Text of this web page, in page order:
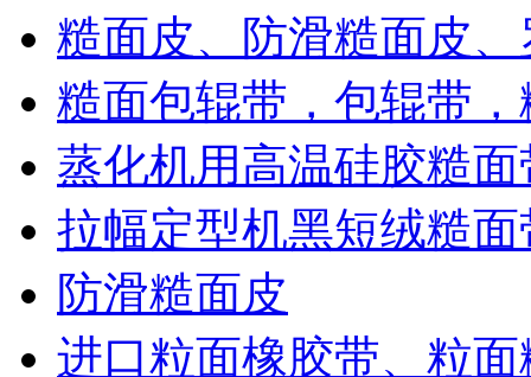
糙面皮、防滑糙面皮
糙面包辊带，包辊带
蒸化机用高温硅胶糙面
拉幅定型机黑短绒糙面
防滑糙面皮
进口粒面橡胶带、粒